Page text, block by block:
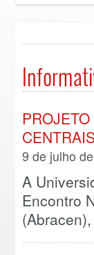
9 de julho
A
Encontro